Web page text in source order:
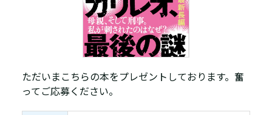
ただいまこちらの本をプレゼントしております。奮
ってご応募ください。